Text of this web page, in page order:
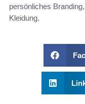
persönliches
Kleidung.